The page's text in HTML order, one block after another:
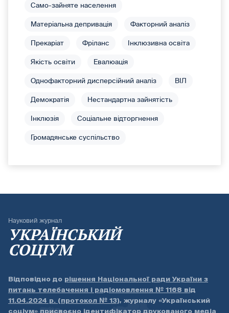
Само-зайняте населення
Матеріальна депривація Факторний аналіз
Прекаріат Фріланс Інклюзивна освіта
Якість освіти Евалюація
Однофакторний дисперсійний аналіз ВІЛ
Демократія Нестандартна зайнятість
Інклюзія Соціальне відторгнення
Громадянське суспільство
Науковий журнал
УКРАЇНСЬКИЙ
СОЦІУМ
Відповідно до рішення Національної ради України з
питань телебачення і радіомовлення № 1168 від
11.04.2024 р. (протокол № 13), журналу «Український
соціум» присвоєно ідентифікатор друкованого медіа